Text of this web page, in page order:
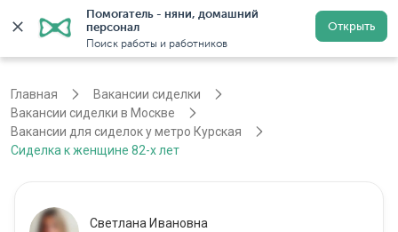
Помогатель - няни, домашний
персонал
Поиск работы и работников
Открыть
Регистрация
Главная
Вакансии сиделки
Вакансии сиделки в Москве
Вакансии для сиделок у метро Курская
Сиделка к женщине 82-х лет
Светлана Ивановна